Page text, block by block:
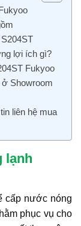
lợi ích gì?
Fukyoo
Showroom
liên hệ mua
lạnh
cấp nước nóng
phục vụ cho